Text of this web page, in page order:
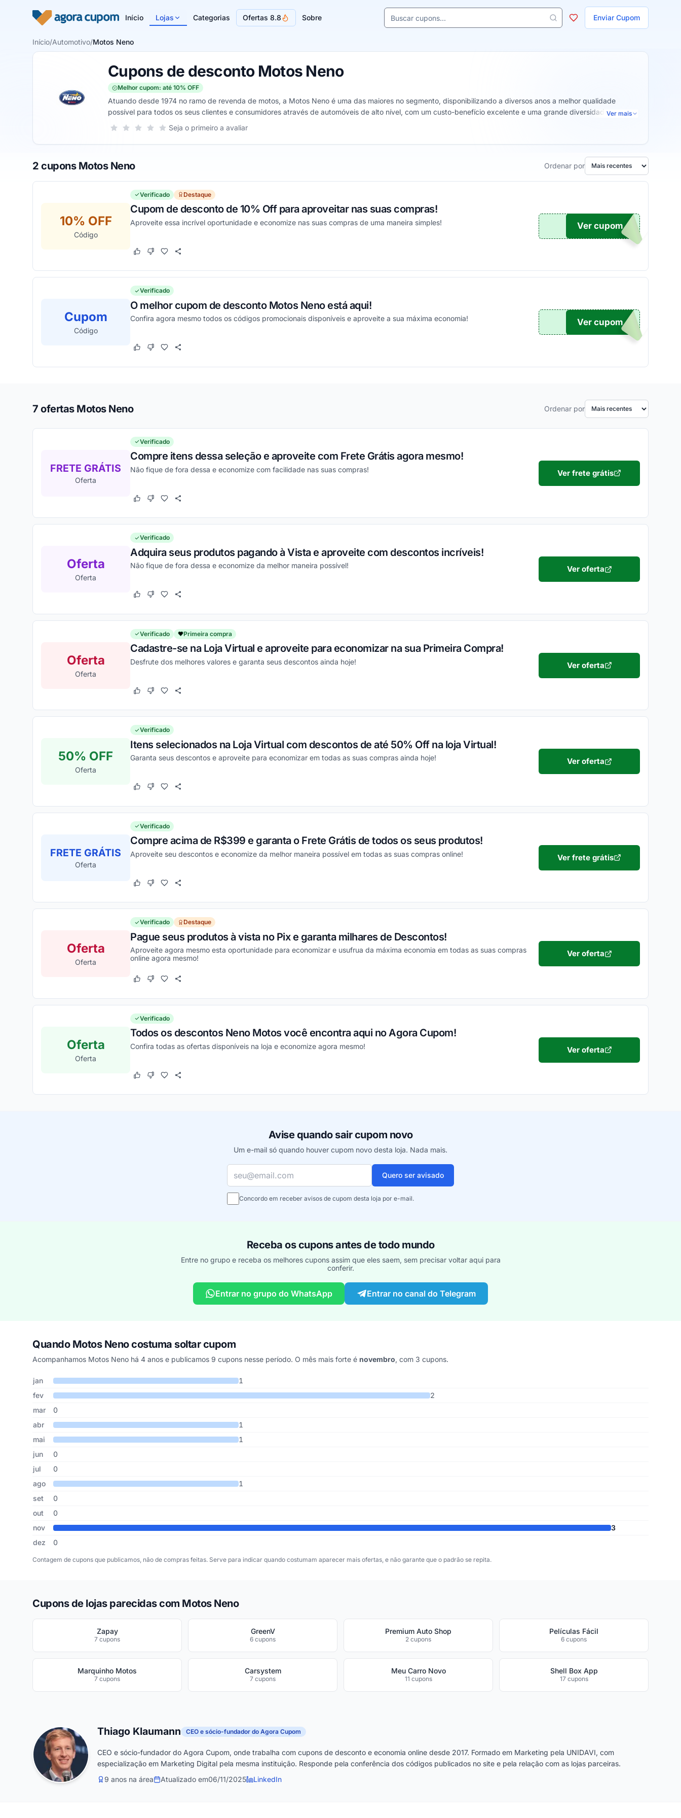
Início Lojas Categorias Ofertas 8.8 Sobre Enviar Cupom
Buscar cupons e lojas
Início/Automotivo/Motos Neno
Cupons de desconto Motos Neno
Melhor cupom: até 10% OFF
Atuando desde 1974 no ramo de revenda de motos, a Motos Neno é uma das maiores no segmento, disponibilizando a diversos anos a melhor qualidade
possível para todos os seus clientes e consumidores através de automóveis de alto nível, com um custo-benefício excelente e uma grande diversidade para
que você possa escolher dentro do site!
Ver mais
Sua nota para Motos Neno, de 1 a 5 estrelas
5 estrelas
4 estrelas
3 estrelas
2 estrelas
1 estrela Seja o primeiro a avaliar
2 cupons Motos Neno Ordenar por
10% OFF
Código
Verificado Destaque
Cupom de desconto de 10% Off para aproveitar nas suas compras!
Aproveite essa incrível oportunidade e economize nas suas compras de uma maneira simples!
Este cupom funcionou
Este cupom não funcionou
VOCE
Ver cupom
Cupom
Código
Verificado
O melhor cupom de desconto Motos Neno está aqui!
Confira agora mesmo todos os códigos promocionais disponíveis e aproveite a sua máxima economia!
Este cupom funcionou
Este cupom não funcionou
TICO
Ver cupom
7 ofertas Motos Neno Ordenar por
FRETE GRÁTIS
Oferta
Verificado
Compre itens dessa seleção e aproveite com Frete Grátis agora mesmo!
Não fique de fora dessa e economize com facilidade nas suas compras!
Este cupom funcionou
Este cupom não funcionou
Ver frete grátis
Oferta
Oferta
Verificado
Adquira seus produtos pagando à Vista e aproveite com descontos incríveis!
Não fique de fora dessa e economize da melhor maneira possível!
Este cupom funcionou
Este cupom não funcionou
Ver oferta
Oferta
Oferta
Verificado Primeira compra
Cadastre-se na Loja Virtual e aproveite para economizar na sua Primeira Compra!
Desfrute dos melhores valores e garanta seus descontos ainda hoje!
Este cupom funcionou
Este cupom não funcionou
Ver oferta
50% OFF
Oferta
Verificado
Itens selecionados na Loja Virtual com descontos de até 50% Off na loja Virtual!
Garanta seus descontos e aproveite para economizar em todas as suas compras ainda hoje!
Este cupom funcionou
Este cupom não funcionou
Ver oferta
FRETE GRÁTIS
Oferta
Verificado
Compre acima de R$399 e garanta o Frete Grátis de todos os seus produtos!
Aproveite seu descontos e economize da melhor maneira possível em todas as suas compras online!
Este cupom funcionou
Este cupom não funcionou
Ver frete grátis
Oferta
Oferta
Verificado Destaque
Pague seus produtos à vista no Pix e garanta milhares de Descontos!
Aproveite agora mesmo esta oportunidade para economizar e usufrua da máxima economia em todas as suas compras
online agora mesmo!
Este cupom funcionou
Este cupom não funcionou
Ver oferta
Oferta
Oferta
Verificado
Todos os descontos Neno Motos você encontra aqui no Agora Cupom!
Confira todas as ofertas disponíveis na loja e economize agora mesmo!
Este cupom funcionou
Este cupom não funcionou
Ver oferta
Avise quando sair cupom novo
Um e-mail só quando houver cupom novo desta loja. Nada mais.
Quero ser avisado
Concordo em receber avisos de cupom desta loja por e-mail.
Receba os cupons antes de todo mundo
Entre no grupo e receba os melhores cupons assim que eles saem, sem precisar voltar aqui para
conferir.
Entrar no grupo do WhatsApp Entrar no canal do Telegram
Quando Motos Neno costuma soltar cupom
Acompanhamos Motos Neno há 4 anos e publicamos 9 cupons nesse período. O mês mais forte é novembro, com 3 cupons.
Cupons de Motos Neno publicados por mês, somando os últimos 4 anos
Mês Cupons publicadosDesconto médio
jan
1
fev
2
mar
0
abr
1
mai
1
jun
0
jul
0
ago
1
set
0
out
0
nov
3
dez
0
Contagem de cupons que publicamos, não de compras feitas. Serve para indicar quando costumam aparecer mais ofertas, e não garante que o padrão se repita.
Cupons de lojas parecidas com Motos Neno
Zapay
7 cupons
GreenV
6 cupons
Premium Auto Shop
2 cupons
Películas Fácil
6 cupons
Marquinho Motos
7 cupons
Carsystem
7 cupons
Meu Carro Novo
11 cupons
Shell Box App
17 cupons
Thiago Klaumann CEO e sócio-fundador do Agora Cupom
CEO e sócio-fundador do Agora Cupom, onde trabalha com cupons de desconto e economia online desde 2017. Formado em Marketing pela UNIDAVI, com
especialização em Marketing Digital pela mesma instituição. Responde pela conferência dos códigos publicados no site e pela relação com as lojas parceiras.
9 anos na área
Atualizado em06/11/2025 LinkedIn